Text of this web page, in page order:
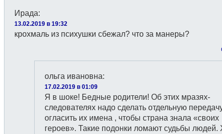
Ирада:
13.02.2019 в 19:32
крохмаль из психушки сбежал? что за манеры?
ольга ивановна:
17.02.2019 в 01:09
Я в шоке! Бедные родители! Об этих мразях-
следователях надо сделать отдельную
огласить их имена , чтобы страна знала «своих
героев». Такие подонки ломают судьбы людей.